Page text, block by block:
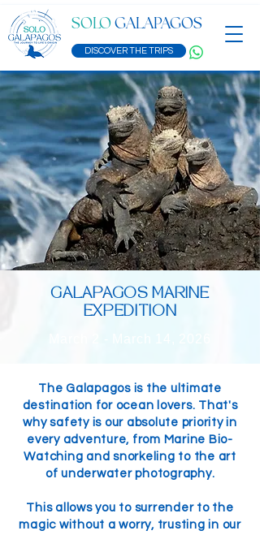
SOLO GALAPAGOS
DISCOVER THE TRIPS
GALAPAGOS MARINE
EXPEDITION
The Galapagos is the ultimate
destination for ocean lovers. That's
why safety is our absolute priority in
every adventure, from Marine Bio-
Watching and snorkeling to the art
of underwater photography.
This allows you to surrender to the
magic without a worry, trusting in our